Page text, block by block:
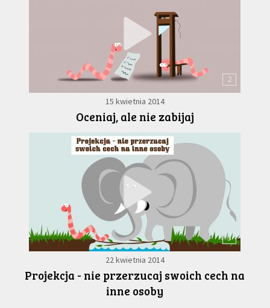
2
15 kwietnia 2014
Oceniaj, ale nie zabijaj
3
22 kwietnia 2014
Projekcja - nie przerzucaj swoich cech na
inne osoby